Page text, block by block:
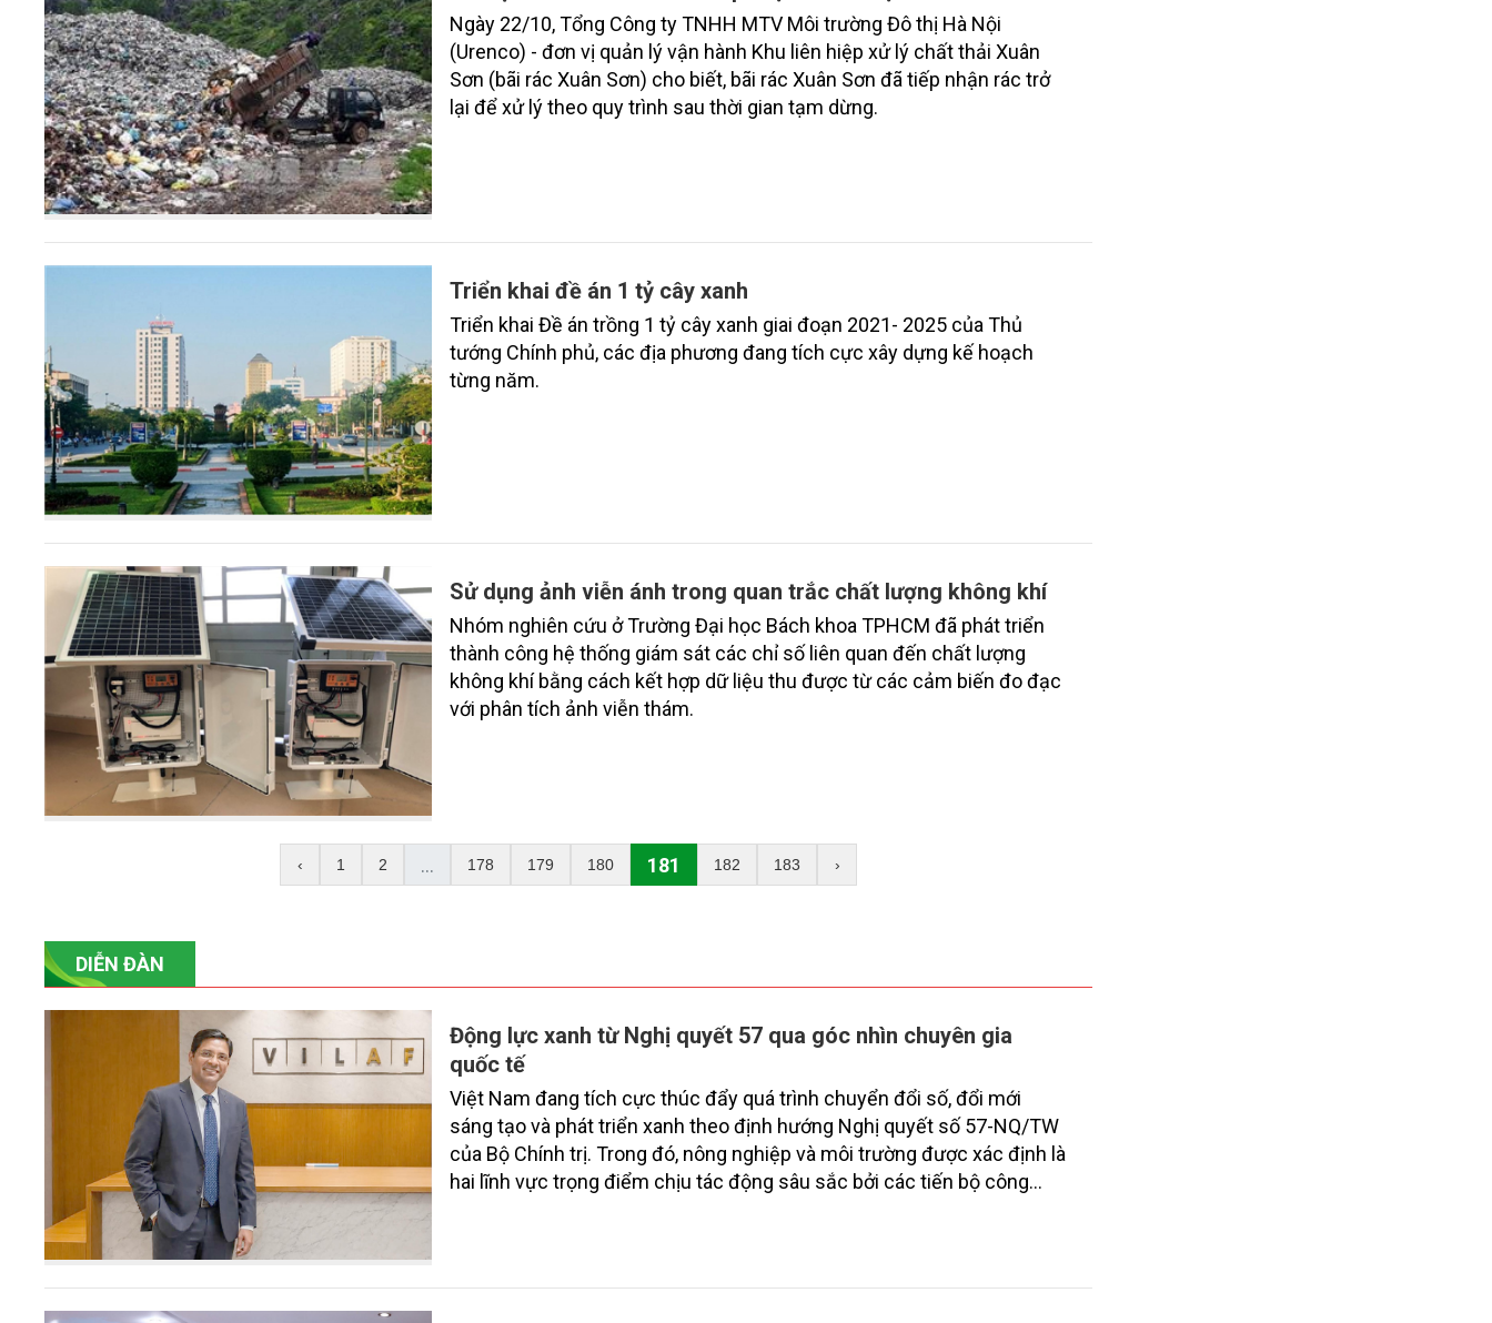
Ngày 22/10, Tổng Công ty TNHH MTV Môi trường Đô thị Hà Nội
(Urenco) - đơn vị quản lý vận hành Khu liên hiệp xử lý chất thải Xuân
Sơn (bãi rác Xuân Sơn) cho biết, bãi rác Xuân Sơn đã tiếp nhận rác trở
lại để xử lý theo quy trình sau thời gian tạm dừng.
Triển khai đề án 1 tỷ cây xanh
Triển khai Đề án trồng 1 tỷ cây xanh giai đoạn 2021- 2025 của Thủ
tướng Chính phủ, các địa phương đang tích cực xây dựng kế hoạch
từng năm.
Sử dụng ảnh viễn ánh trong quan trắc chất lượng không khí
Nhóm nghiên cứu ở Trường Đại học Bách khoa TPHCM đã phát triển
thành công hệ thống giám sát các chỉ số liên quan đến chất lượng
không khí bằng cách kết hợp dữ liệu thu được từ các cảm biến đo đạc
với phân tích ảnh viễn thám.
‹ 1 2 ... 178 179 180 181 182 183 ›
DIỄN ĐÀN
Động lực xanh từ Nghị quyết 57 qua góc nhìn chuyên gia
quốc tế
Việt Nam đang tích cực thúc đẩy quá trình chuyển đổi số, đổi mới
sáng tạo và phát triển xanh theo định hướng Nghị quyết số 57-NQ/TW
của Bộ Chính trị. Trong đó, nông nghiệp và môi trường được xác định là
hai lĩnh vực trọng điểm chịu tác động sâu sắc bởi các tiến bộ công